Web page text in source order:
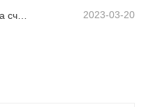
2023-03-20